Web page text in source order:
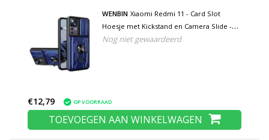
WENBIN Xiaomi Redmi 11 - Card Slot
Hoesje met Kickstand en Camera Slide -
Pop Grip Cover - Blauw
Nog niet gewaardeerd
€12,79 OP VOORRAAD
TOEVOEGEN AAN WINKELWAGEN